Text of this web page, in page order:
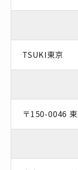
TSUKI東京
〒150-0046